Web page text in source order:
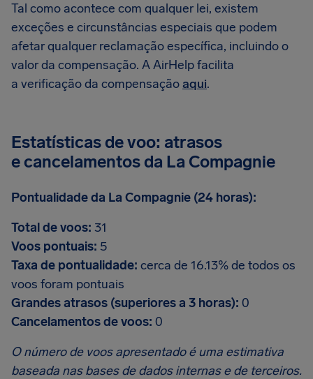
Tal como acontece com qualquer lei, existem
exceções e circunstâncias especiais que podem
afetar qualquer reclamação específica, incluindo o
valor da compensação. A AirHelp facilita
a verificação da compensaçãoaqui.
Estatísticas de voo: atrasos
e cancelamentos da La Compagnie
Pontualidade da La Compagnie (24 horas):
Total de voos: 31
Voos pontuais: 5
Taxa de pontualidade: cerca de 16.13% de todos os
voos foram pontuais
Grandes atrasos (superiores a 3 horas): 0
Cancelamentos de voos: 0
O número de voos apresentado é uma estimativa
baseada nas bases de dados internas e de terceiros.